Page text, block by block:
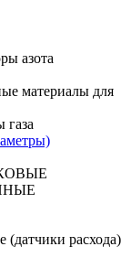
азота
материалы для
газа
(датчики расхода)